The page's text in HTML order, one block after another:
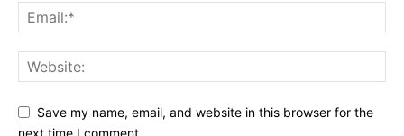
Save my name, email, and website in this browser for the
next time I comment.